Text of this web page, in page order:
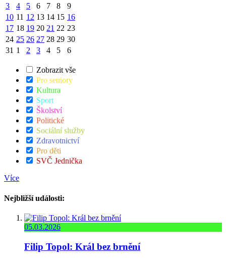
3
4 5 6 7 8
9
10 11 12 13 14 15 16
17 18 19 20 21 22 23
24 25 26 27 28 29 30
31 1 2 3 4 5 6
Zobrazit vše
Pro seniory
Kultura
Sport
Školství
Politické
Sociální služby
Zdravotnictví
Pro děti
SVČ Jednička
Více
Nejbližší události:
05.03.2026
Filip Topol: Král bez brnění